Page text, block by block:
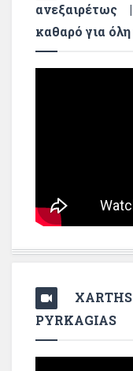
καθαρό για
PYRKAGIAS